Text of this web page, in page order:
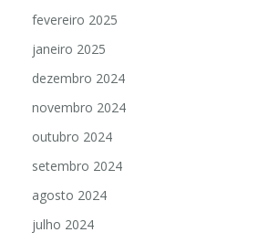
fevereiro 2025
janeiro 2025
dezembro 2024
novembro 2024
outubro 2024
setembro 2024
agosto 2024
julho 2024